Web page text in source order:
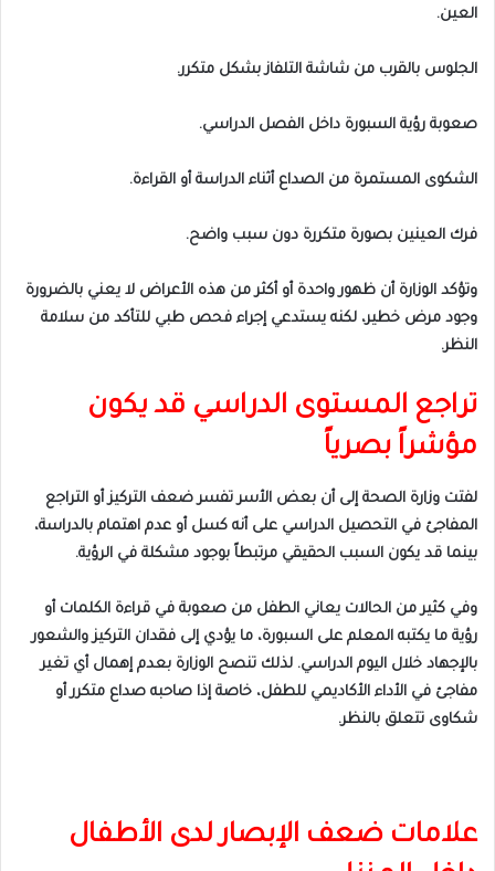
العين.
الجلوس بالقرب من شاشة التلفاز بشكل متكرر.
صعوبة رؤية السبورة داخل الفصل الدراسي.
الشكوى المستمرة من الصداع أثناء الدراسة أو القراءة.
فرك العينين بصورة متكررة دون سبب واضح.
وتؤكد الوزارة أن ظهور واحدة أو أكثر من هذه الأعراض لا يعني بالضرورة
وجود مرض خطير، لكنه يستدعي إجراء فحص طبي للتأكد من سلامة
النظر.
تراجع المستوى الدراسي قد يكون
مؤشراً بصرياً
لفتت وزارة الصحة إلى أن بعض الأسر تفسر ضعف التركيز أو التراجع
المفاجئ في التحصيل الدراسي على أنه كسل أو عدم اهتمام بالدراسة،
بينما قد يكون السبب الحقيقي مرتبطاً بوجود مشكلة في الرؤية.
وفي كثير من الحالات يعاني الطفل من صعوبة في قراءة الكلمات أو
رؤية ما يكتبه المعلم على السبورة، ما يؤدي إلى فقدان التركيز والشعور
بالإجهاد خلال اليوم الدراسي. لذلك تنصح الوزارة بعدم إهمال أي تغير
مفاجئ في الأداء الأكاديمي للطفل، خاصة إذا صاحبه صداع متكرر أو
شكاوى تتعلق بالنظر.
علامات ضعف الإبصار لدى الأطفال